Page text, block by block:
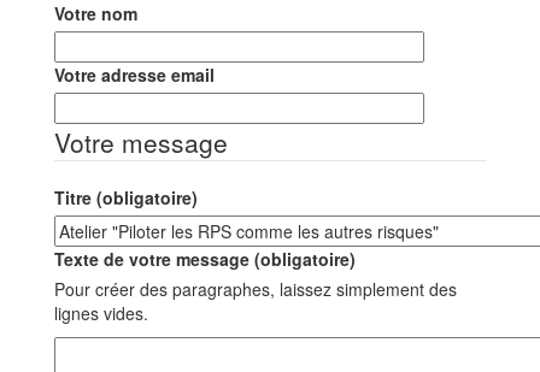
Votre nom
Votre adresse email
Votre message
Titre (obligatoire)
Texte de votre message (obligatoire)
Pour créer des paragraphes, laissez simplement des
lignes vides.